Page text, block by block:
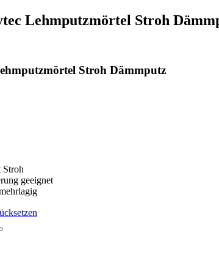
Lehmputzmörtel Stroh
Stroh Dämmputz
Stroh
geeignet